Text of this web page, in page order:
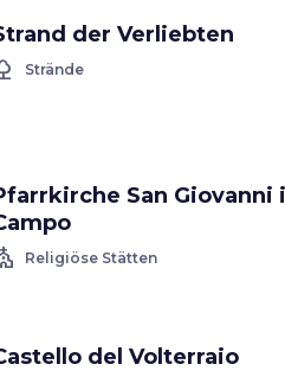
der Verliebten
Strände
San Giovanni
Religiöse Stätten
del Volterraio